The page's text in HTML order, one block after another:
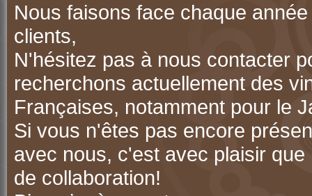
Nous faisons face chaque
clients,
N'hésitez pas à nous contacter
recherchons actuellement des
Françaises, notamment pour le
Si vous n'êtes pas encore
avec nous, c'est avec plaisir
de collaboration!